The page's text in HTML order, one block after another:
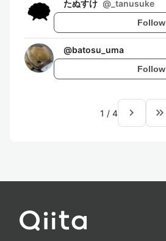
たぬすけ @ _tanusuke
Follow
@batosu_uma
Follow
1 / 4 navigate_next keyboard_double_arrow_right